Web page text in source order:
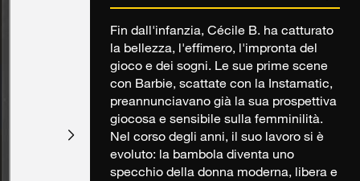
Fin dall'infanzia, Cécile B. ha catturato
la bellezza, l'effimero, l'impronta del
gioco e dei sogni. Le sue prime scene
con Barbie, scattate con la Instamatic,
preannunciavano già la sua prospettiva
giocosa e sensibile sulla femminilità.
Nel corso degli anni, il suo lavoro si è
evoluto: la bambola diventa uno
specchio della donna moderna, libera e